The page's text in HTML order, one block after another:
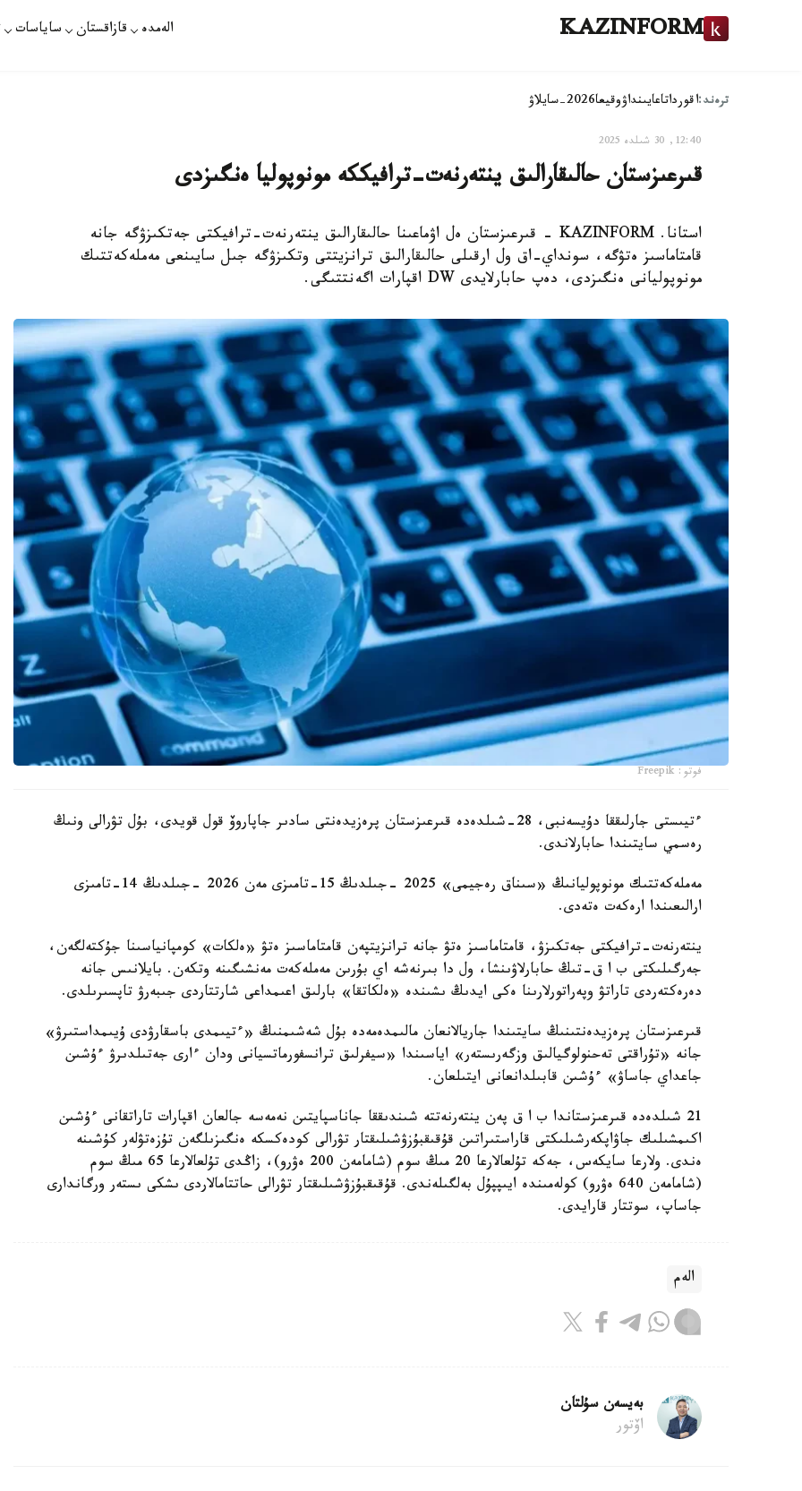
KAZINFORM الەمدە قازاقستان ساياسات
ترەند:اقورداتاعايىنداۋوقيعا2026-سايلاۋ
12:40, 30 شىلدە 2025
قىرعىزستان حالىقارالىق ينتەرنەت-ترافيككە مونوپوليا ەنگىزدى
استانا. KAZINFORM - قىرعىزستان ەل اۋماعىنا حالىقارالىق ينتەرنەت-ترافيكتى جەتكىزۋگە جانە
قامتاماسىز ەتۋگە، سونداي-اق ول ارقىلى حالىقارالىق ترانزيتتى وتكىزۋگە جىل سايىنعى مەملەكەتتىك
مونوپوليانى ەنگىزدى، دەپ حابارلايدى DW اقپارات اگەنتتىگى.
فوتو: Freepik
ءتيىستى جارلىققا دۇيسەنبى، 28-شىلدەدە قىرعىزستان پرەزيدەنتى سادىر جاپاروۆ قول قويدى، بۇل تۋرالى ونىڭ
رەسمي سايتىندا حابارلاندى.
مەملەكەتتىك مونوپوليانىڭ «سىناق رەجيمى» 2025 -جىلدىڭ 15-تامىزى مەن 2026 -جىلدىڭ 14-تامىزى
ارالىعىندا ارەكەت ەتەدى.
ينتەرنەت-ترافيكتى جەتكىزۋ، قامتاماسىز ەتۋ جانە ترانزيتپەن قامتاماسىز ەتۋ «ەلكات» كومپانياسىنا جۇكتەلگەن،
جەرگىلىكتى ب ا ق-تىڭ حابارلاۋىنشا، ول دا بىرنەشە اي بۇرىن مەملەكەت مەنشىگىنە وتكەن. بايلانىس جانە
دەرەكتەردى تاراتۋ وپەراتورلارىنا ەكى ايدىڭ ىشىندە «ەلكاتقا» بارلىق اعىمداعى شارتتاردى جىبەرۋ تاپسىرىلدى.
قىرعىزستان پرەزيدەنتىنىڭ سايتىندا جاريالانعان مالىمدەمەدە بۇل شەشىمنىڭ «ءتيىمدى باسقارۋدى ۇيىمداستىرۋ»
جانە «تۇراقتى تەحنولوگيالىق وزگەرىستەر» اياسىندا «سيفرلىق ترانسفورماتسيانى ودان ءارى جەتىلدىرۋ ءۇشىن
جاعداي جاساۋ» ءۇشىن قابىلدانعانى ايتىلعان.
21 شىلدەدە قىرعىزستاندا ب ا ق پەن ينتەرنەتتە شىندىققا جاناسپايتىن نەمەسە جالعان اقپارات تاراتقانى ءۇشىن
اكىمشىلىك جاۋاپكەرشىلىكتى قاراستىراتىن قۇقىقبۇزۋشىلىقتار تۋرالى كودەكسكە ەنگىزىلگەن تۇزەتۋلەر كۇشىنە
ەندى. ولارعا سايكەس، جەكە تۇلعالارعا 20 مىڭ سوم (شامامەن 200 ەۋرو)، زاڭدى تۇلعالارعا 65 مىڭ سوم
(شامامەن 640 ەۋرو) كولەمىندە ايىپپۇل بەلگىلەندى. قۇقىقبۇزۋشىلىقتار تۋرالى حاتتامالاردى ىشكى ىستەر ورگاندارى
جاساپ، سوتتار قارايدى.
الەم
بەيسەن سۇلتان
اۆتور